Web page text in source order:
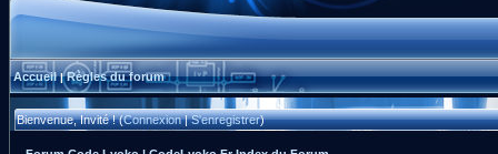
Accueil|Règles du forum
Bienvenue, Invité ! (Connexion|S'enregistrer)